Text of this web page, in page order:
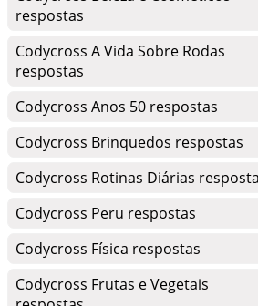
respostas
Codycross A Vida Sobre Rodas
respostas
Codycross Anos 50 respostas
Codycross Brinquedos respostas
Codycross Rotinas Diárias
Codycross Peru respostas
Codycross Física respostas
Codycross Frutas e Vegetais